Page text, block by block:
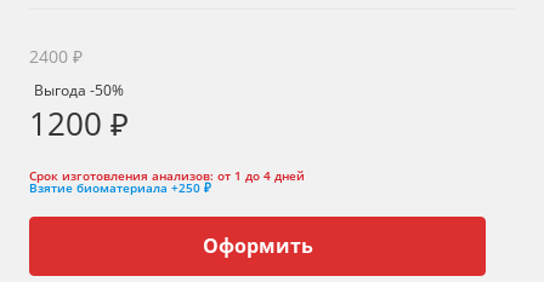
2400 ₽
Выгода -50%
1200 ₽
Срок изготовления анализов: от 1 до 4 дней
Взятие биоматериала +250 ₽
Оформить